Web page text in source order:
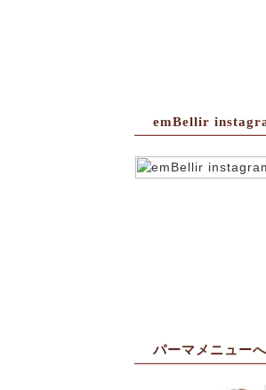
emBellir
パーマメニュー